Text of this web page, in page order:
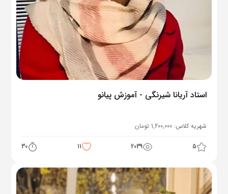
استاد آریانا شیرنگی - آموزش پیانو
شهریه کلاس: 1,200,000 تومان
5
2039
11
30